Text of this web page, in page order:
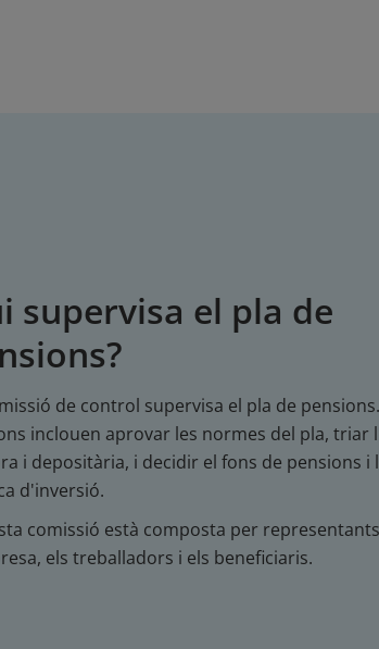
supervisa el pla de
de control supervisa el pla de
inclouen aprovar les normes del pla, triar
i depositària, i decidir el fons de pensions i
d'inversió.
comissió està composta per
els treballadors i els beneficiaris.